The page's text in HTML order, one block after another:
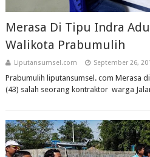
Merasa Di Tipu Indra
Walikota Prabumulih
Liputansumsel.com September 26,
Prabumulih liputansumsel. com Merasa
(43) salah seorang kontraktor warga